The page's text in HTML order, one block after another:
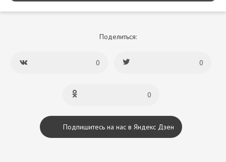
Поделиться:
0 0
0
Подпишитесь на нас в Яндекс Дзен